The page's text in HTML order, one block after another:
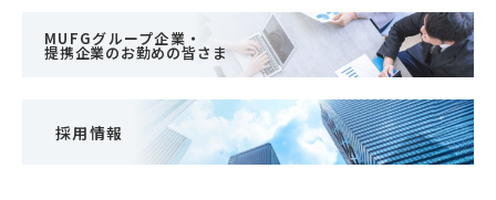
MUFGグループ企業・
提携企業のお勤めの皆さま
採用情報